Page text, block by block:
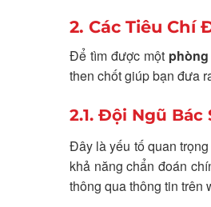
2. Các Tiêu Chí
Để tìm được một
then chốt giúp bạn đưa
2.1. Đội Ngũ
Đây là yếu tố quan
khả năng chẩn đoán
thông qua thông tin trên